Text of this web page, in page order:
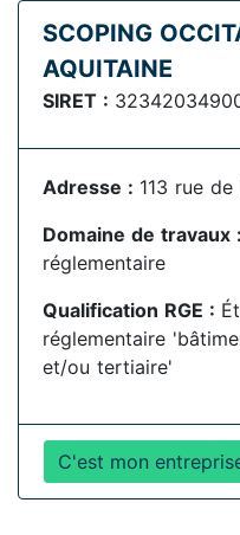
SCOPING
AQUITAINE
SIRET :
Adresse : 113 rue
Domaine de travaux :
réglementaire
Qualification RGE :
réglementaire
et/ou tertiaire'
C'est mon